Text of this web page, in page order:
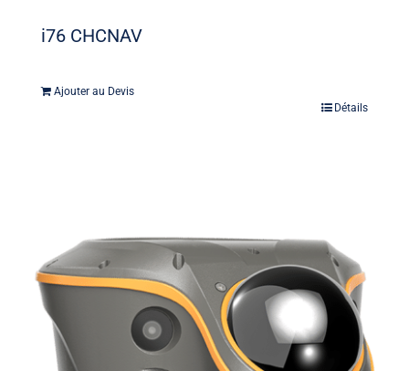
i76 CHCNAV
Ajouter au Devis
Détails